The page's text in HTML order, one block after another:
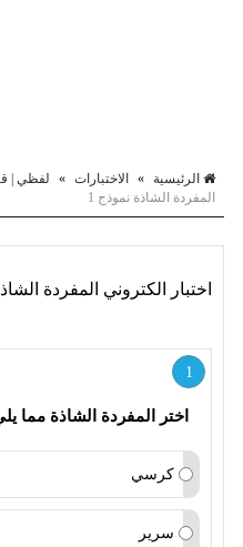
الرئيسية » الاختبارات » لفظي |
المفردة الشاذة نموذج 1
اختبار الكتروني المفردة
1
اختر المفردة الشاذة مما
كرسي
سرير